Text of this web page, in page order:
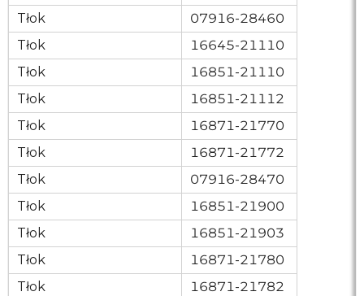
Tłok
07916-28460
Tłok
16645-21110
Tłok
16851-21110
Tłok
16851-21112
Tłok
16871-21770
Tłok
16871-21772
Tłok
07916-28470
Tłok
16851-21900
Tłok
16851-21903
Tłok
16871-21780
Tłok
16871-21782